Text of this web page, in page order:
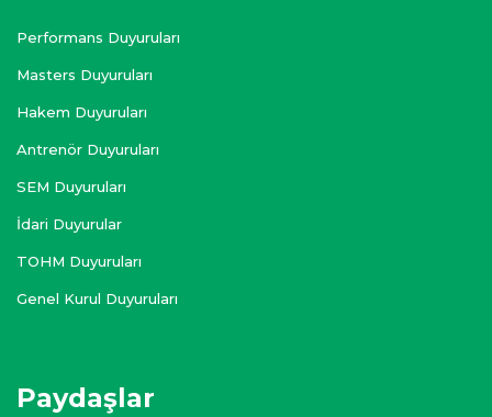
Performans Duyuruları
Masters Duyuruları
Hakem Duyuruları
Antrenör Duyuruları
SEM Duyuruları
İdari Duyurular
TOHM Duyuruları
Genel Kurul Duyuruları
Paydaşlar